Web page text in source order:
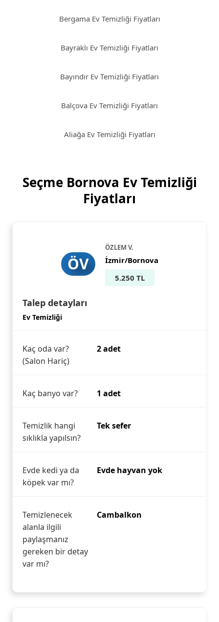
Bergama Ev Temizliği Fiyatları
Bayraklı Ev Temizliği Fiyatları
Bayındır Ev Temizliği Fiyatları
Balçova Ev Temizliği Fiyatları
Aliağa Ev Temizliği Fiyatları
Seçme Bornova Ev Temizliği
Fiyatları
ÖV
ÖZLEM V.
İzmir/Bornova
5.250 TL
Talep detayları
Ev Temizliği
Kaç oda var?
(Salon Hariç)
2 adet
Kaç banyo var? 1 adet
Temizlik hangi
sıklıkla yapılsın?
Tek sefer
Evde kedi ya da
köpek var mı?
Evde hayvan yok
Temizlenecek
alanla ilgili
paylaşmanız
gereken bir detay
var mı?
Cambalkon